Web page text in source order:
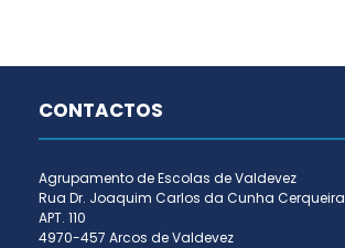
CONTACTOS
Agrupamento de Escolas de Valdevez
Rua Dr. Joaquim Carlos da Cunha Cerqueira
APT. 110
4970-457 Arcos de Valdevez